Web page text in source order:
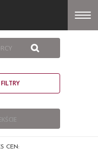
CEN: